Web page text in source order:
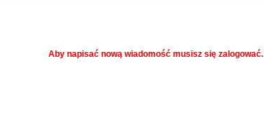
Aby napisać nową wiadomość musisz się zalogować.